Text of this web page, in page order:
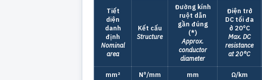
Tiết
diện
danh
định
Nominal
area
Kết cấu
Structure
Đường kính
ruột dẫn
gần đúng
(*)
Approx.
conductor
diameter
Điện trở
DC tối đa
ở 20°C
Max. DC
resistance
at 20°C
mm² N°/mm mm Ω/km